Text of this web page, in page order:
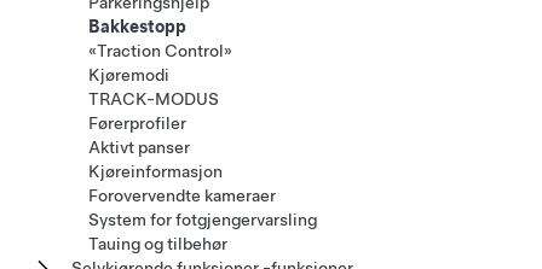
Bakkestopp
«Traction Control»
Kjøremodi
TRACK-MODUS
Førerprofiler
Aktivt panser
Kjøreinformasjon
Forovervendte kameraer
System for fotgjengervarsling
Tauing og tilbehør